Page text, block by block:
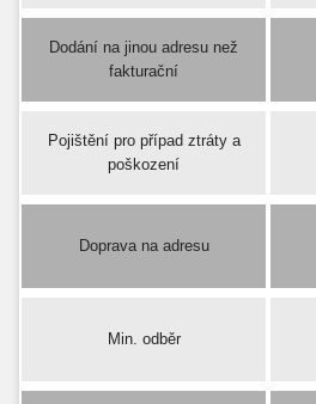
Dodání na jinou adresu než
fakturační
Pojištění pro případ ztráty a
poškození
Doprava na adresu
Min. odběr